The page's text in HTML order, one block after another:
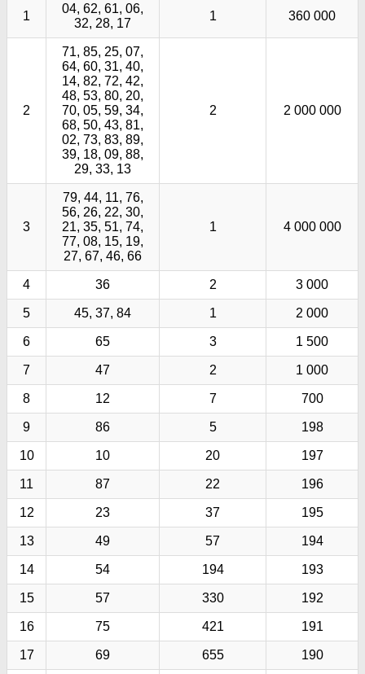
1
04, 62, 61, 06,
32, 28, 17
1 360 000
2
71, 85, 25, 07,
64, 60, 31, 40,
14, 82, 72, 42,
48, 53, 80, 20,
70, 05, 59, 34,
68, 50, 43, 81,
02, 73, 83, 89,
39, 18, 09, 88,
29, 33, 13
2 2 000 000
3
79, 44, 11, 76,
56, 26, 22, 30,
21, 35, 51, 74,
77, 08, 15, 19,
27, 67, 46, 66
1 4 000 000
4 36 2 3 000
5 45, 37, 84 1 2 000
6 65 3 1 500
7 47 2 1 000
8 12 7 700
9 86 5 198
10 10 20 197
11 87 22 196
12 23 37 195
13 49 57 194
14 54 194 193
15 57 330 192
16 75 421 191
17 69 655 190